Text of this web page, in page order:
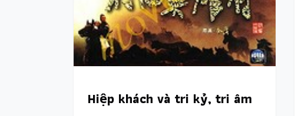
Hiệp khách và tri kỷ, tri âm